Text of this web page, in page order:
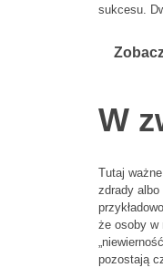
sukcesu.
W
Tutaj
zdrady albo
przykładowo
że osoby w
pozostają